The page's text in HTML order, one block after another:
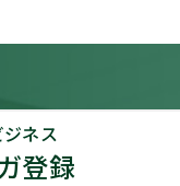
ネス
登録